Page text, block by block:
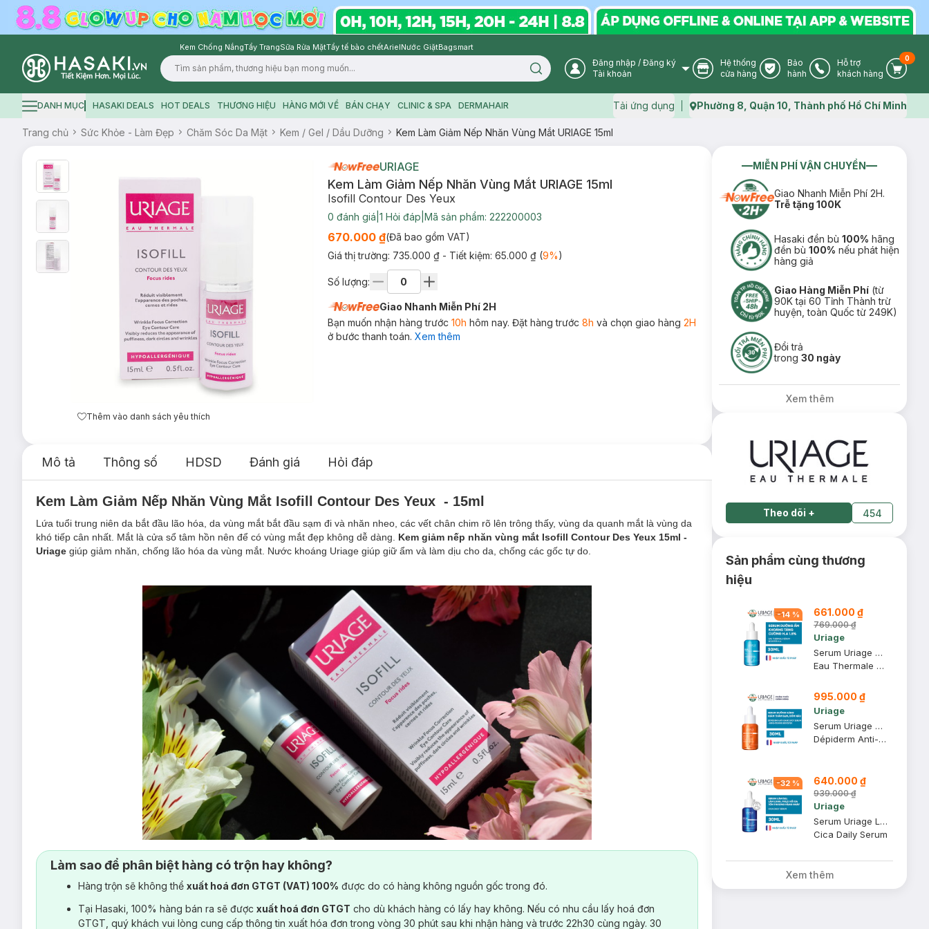
Kem Chống NắngTẩy TrangSữa Rửa MặtTẩy tế bào chếtArielNước GiặtBagsmart
Logo
Search icon User Icon
Đăng nhập / Đăng ký
Tài khoản
Store Icon
Hệ thống
cửa hàng
Warranty Icon
Bảo
hành
Phone Icon
Hỗ trợ
khách hàng
Cart
0
Hamburger icon
DANH MỤC HASAKI DEALS HOT DEALS THƯƠNG HIỆU HÀNG MỚI VỀ BÁN CHẠY CLINIC & SPA DERMAHAIR Tải ứng dụng Map icon
Phường 8, Quận 10, Thành phố Hồ Chí Minh
Trang chủ Sức Khỏe - Làm Đẹp Chăm Sóc Da Mặt Kem / Gel / Dầu Dưỡng Kem Làm Giảm Nếp Nhăn Vùng Mắt URIAGE 15ml
Thêm vào danh sách yêu thích
URIAGE
Kem Làm Giảm Nếp Nhăn Vùng Mắt URIAGE 15ml
Isofill Contour Des Yeux
0 đánh giá 1 Hỏi đáp Mã sản phẩm: 222200003
670.000 ₫(Đã bao gồm VAT)
Giá thị trường: 735.000 ₫ - Tiết kiệm: 65.000 ₫(9%)
Số lượng:
Giao Nhanh Miễn Phí 2H
Bạn muốn nhận hàng trước 10h hôm nay. Đặt hàng trước 8h và chọn giao hàng 2H
ở bước thanh toán. Xem thêm
Mô tả Thông số HDSD Đánh giá Hỏi đáp
Kem Làm Giảm Nếp Nhăn Vùng Mắt Isofill Contour Des Yeux - 15ml
Lứa tuổi trung niên da bắt đầu lão hóa, da vùng mắt bắt đầu sạm đi và nhăn nheo, các vết chân chim rõ lên trông thấy, vùng da quanh mắt là vùng da
khó tiếp cân nhất. Mắt là cửa sổ tâm hồn nên để có vùng mắt đẹp không dễ dàng. Kem giảm nếp nhăn vùng mắt Isofill Contour Des Yeux 15ml -
Uriage giúp giảm nhăn, chống lão hóa da vùng mắt. Nước khoáng Uriage giúp giữ ẩm và làm dịu cho da, chống các gốc tự do.
Thương hiệuUriage được chính thức thành lập từ năm 1992 tại Pháp, có nguồn gốc từ nguồn nước khoáng tinh khiết và giàu nguyên tố vi lượng nổi
Làm sao để phân biệt hàng có trộn hay không?
Hàng trộn sẽ không thể xuất hoá đơn GTGT (VAT) 100% được do có hàng không nguồn gốc trong đó.
Tại Hasaki, 100% hàng bán ra sẽ được xuất hoá đơn GTGT cho dù khách hàng có lấy hay không. Nếu có nhu cầu lấy hoá đơn
GTGT, quý khách vui lòng cung cấp thông tin xuất hóa đơn trong vòng 30 phút sau khi nhận hàng và trước 22h30 cùng ngày. 30
MIỄN PHÍ VẬN CHUYỂN
Giao Nhanh Miễn Phí 2H.
Trễ tặng 100K
Hasaki đền bù100% hãng
đền bù100% nếu phát hiện
hàng giả
Giao Hàng Miễn Phí (từ
90K tại 60 Tỉnh Thành trừ
huyện, toàn Quốc từ 249K)
Đổi trả
trong30 ngày
Xem thêm
Theo dõi + 454
Sản phẩm cùng thương
hiệu
-14 % 661.000 ₫
769.000 ₫
Uriage
Serum Uriage Dưỡng Ẩm Khoáng Tăng Cường Hyaluronic Acid 30ml
Eau Thermale Sérum Booster H.A
995.000 ₫
Uriage
Serum Uriage Dưỡng Sáng, Giảm Thâm Sạm, Đốm Nâu 30ml
Dépiderm Anti-Dark Spot Serum - Brightening Booster
-32 % 640.000 ₫
939.000 ₫
Uriage
Serum Uriage Làm Dịu, Phục Hồi Da Tổn Thương Hằng Ngày 30ml
Cica Daily Serum
Xem thêm